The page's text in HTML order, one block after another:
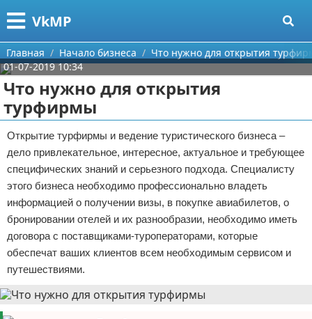
VkMP
Меню
Главная
Категории
Сельское хозяйство
Разное
Идеи бизнеса
Для руководителя
Промышленность
Международный бизнес
Продажи
Поиск
О проекте
Контакты
Сотрудничество
Размещение рекламы
Для правообладателей
Условия предоставления информации
Главная Начало бизнеса
Что нужно для открытия
01-07-2019 10:34
Что нужно для открытия
турфирмы
Открытие турфирмы и ведение туристического бизнеса –
дело привлекательное, интересное, актуальное и требующее
специфических знаний и серьезного подхода. Специалисту
этого бизнеса необходимо профессионально владеть
информацией о получении визы, в покупке авиабилетов, о
бронировании отелей и их разнообразии, необходимо иметь
договора с поставщиками-туроператорами, которые
обеспечат ваших клиентов всем необходимым сервисом и
путешествиями.